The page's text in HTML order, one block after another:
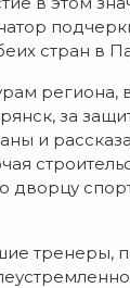
стран в
за
и
дворцу
тренеры,